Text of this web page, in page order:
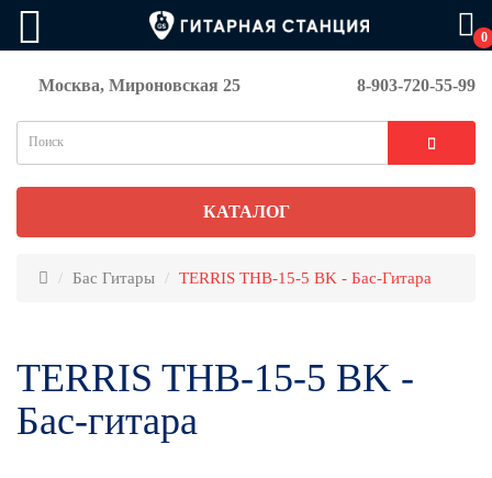
0
Москва, Мироновская 25 8-903-720-55-99
КАТАЛОГ
Бас Гитары TERRIS THB-15-5 BK - Бас-Гитара
TERRIS THB-15-5 BK -
Бас-гитара